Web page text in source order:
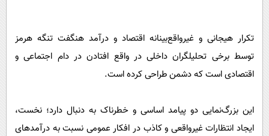
تکرار هیجانی و غیرواقع‌بینانه اقتصاد و درآمد هنگفت تنگه هرمز
توسط برخی تحلیلگران داخلی در واقع افتادن در دام اجتماعی و
اقتصادی است که دشمن طراحی کرده است.
این بزرگ‌نمایی دو پیامد اساسی و خطرناک به دنبال دارد؛ نخست،
ایجاد انتظارات غیرواقعی و کاذب در افکار عمومی نسبت به درآمدهای